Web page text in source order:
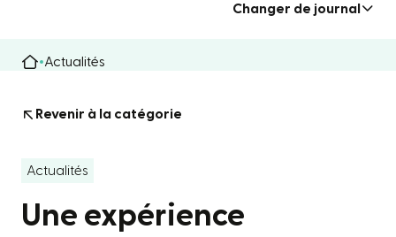
Changer de journal
Actualités
Revenir à la catégorie
Actualités
Une expérience